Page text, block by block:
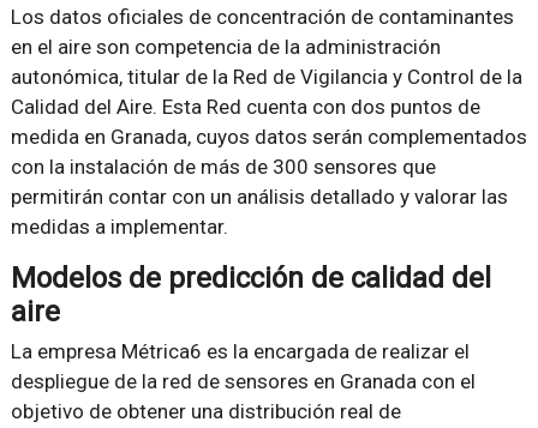
Los datos oficiales de concentración de contaminantes
en el aire son competencia de la administración
autonómica, titular de la Red de Vigilancia y Control de la
Calidad del Aire. Esta Red cuenta con dos puntos de
medida en Granada, cuyos datos serán complementados
con la instalación de más de 300 sensores que
permitirán contar con un análisis detallado y valorar las
medidas a implementar.
Modelos de predicción de calidad del
aire
La empresa Métrica6 es la encargada de realizar el
despliegue de la red de sensores en Granada con el
objetivo de obtener una distribución real de